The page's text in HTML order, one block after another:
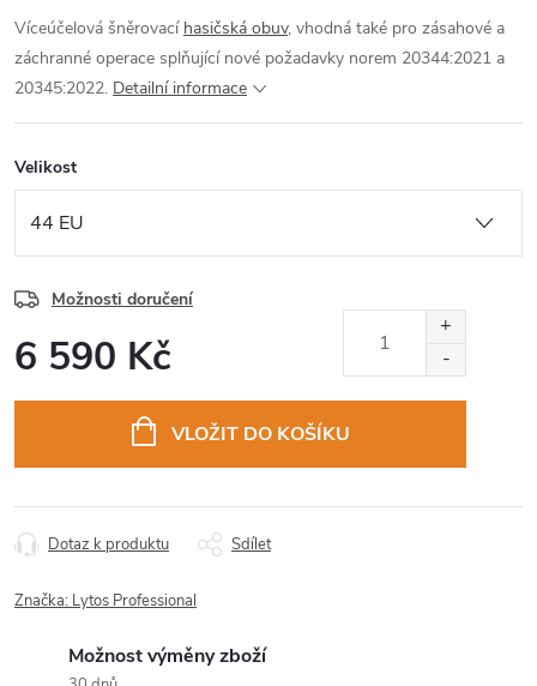
Víceúčelová šněrovací hasičská obuv, vhodná také pro zásahové a
záchranné operace splňující nové požadavky norem 20344:2021 a
20345:2022. Detailní informace
Velikost
Možnosti doručení
6 590 Kč
VLOŽIT DO KOŠÍKU
Dotaz k produktu Sdílet
Značka: Lytos Professional
Možnost výměny zboží